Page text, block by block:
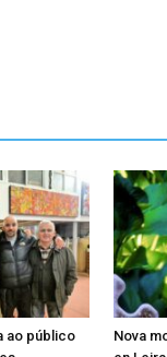
ao público
Nova